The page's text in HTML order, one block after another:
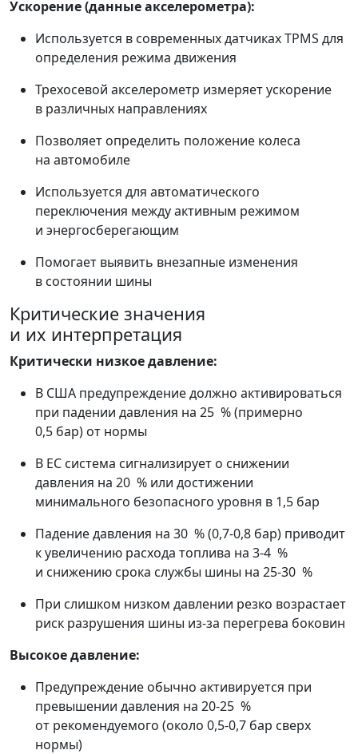
Ускорение (данные акселерометра):
Используется в современных датчиках TPMS для
определения режима движения
Трехосевой акселерометр измеряет ускорение
в различных направлениях
Позволяет определить положение колеса
на автомобиле
Используется для автоматического
переключения между активным режимом
и энергосберегающим
Помогает выявить внезапные изменения
в состоянии шины
Критические значения
и их интерпретация
Критически низкое давление:
В США предупреждение должно активироваться
при падении давления на 25 % (примерно
0,5 бар) от нормы
В ЕС система сигнализирует о снижении
давления на 20 % или достижении
минимального безопасного уровня в 1,5 бар
Падение давления на 30 % (0,7-0,8 бар) приводит
к увеличению расхода топлива на 3-4 %
и снижению срока службы шины на 25-30 %
При слишком низком давлении резко возрастает
риск разрушения шины из-за перегрева боковин
Высокое давление:
Предупреждение обычно активируется при
превышении давления на 20-25 %
от рекомендуемого (около 0,5-0,7 бар сверх
нормы)